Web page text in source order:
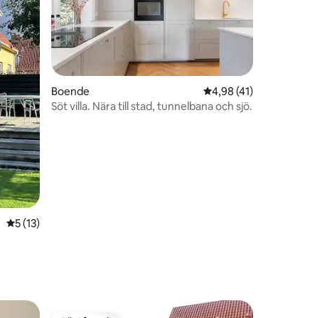
5 av 5 i genomsnittligt betyg, 13 omdömen
5 (13)
Boende 4,98 av 5 i
4,98 (41)
Söt villa. Nära till stad, tunnelbana och sjö.